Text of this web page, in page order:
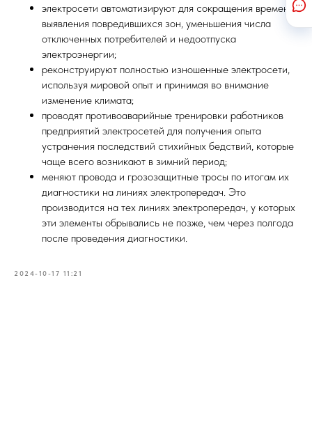
электросети автоматизируют для сокращения времени
выявления повредившихся зон, уменьшения числа
отключенных потребителей и недоотпуска
электроэнергии;
реконструируют полностью изношенные электросети,
используя мировой опыт и принимая во внимание
изменение климата;
проводят противоаварийные тренировки работников
предприятий электросетей для получения опыта
устранения последствий стихийных бедствий, которые
чаще всего возникают в зимний период;
меняют провода и грозозащитные тросы по итогам их
диагностики на линиях электропередач. Это
производится на тех линиях электропередач, у которых
эти элементы обрывались не позже, чем через полгода
после проведения диагностики.
2024-10-17 11:21